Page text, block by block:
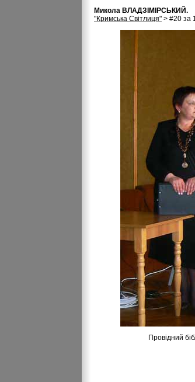
Микола ВЛАДЗІМІРСЬКИЙ.
"Кримська Свiтлиця" > #20 за
Провідний